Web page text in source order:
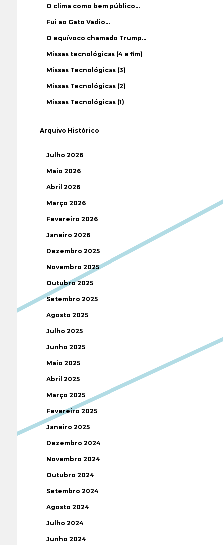
O clima como bem público…
Fui ao Gato Vadio…
O equívoco chamado Trump…
Missas tecnológicas (4 e fim)
Missas Tecnológicas (3)
Missas Tecnológicas (2)
Missas Tecnológicas (1)
Arquivo Histórico
Julho 2026
Maio 2026
Abril 2026
Março 2026
Fevereiro 2026
Janeiro 2026
Dezembro 2025
Novembro 2025
Outubro 2025
Setembro 2025
Agosto 2025
Julho 2025
Junho 2025
Maio 2025
Abril 2025
Março 2025
Fevereiro 2025
Janeiro 2025
Dezembro 2024
Novembro 2024
Outubro 2024
Setembro 2024
Agosto 2024
Julho 2024
Junho 2024